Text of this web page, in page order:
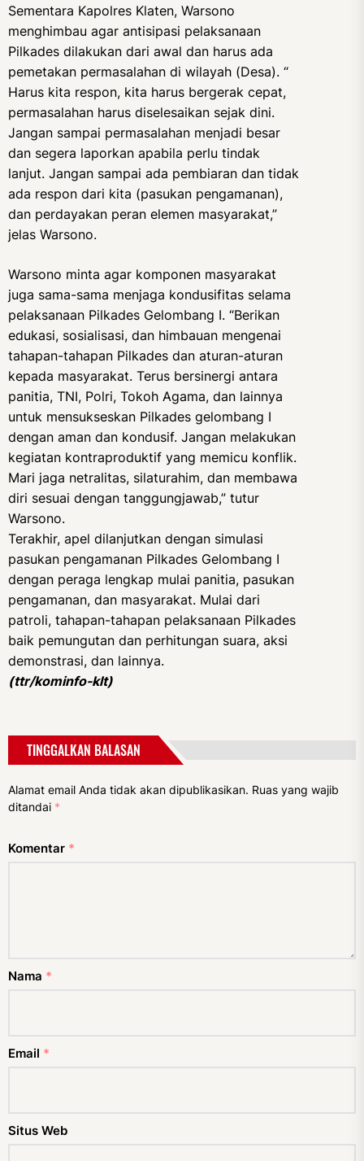
Sementara Kapolres Klaten, Warsono
menghimbau agar antisipasi pelaksanaan
Pilkades dilakukan dari awal dan harus ada
pemetakan permasalahan di wilayah (Desa). “
Harus kita respon, kita harus bergerak cepat,
permasalahan harus diselesaikan sejak dini.
Jangan sampai permasalahan menjadi besar
dan segera laporkan apabila perlu tindak
lanjut. Jangan sampai ada pembiaran dan tidak
ada respon dari kita (pasukan pengamanan),
dan perdayakan peran elemen masyarakat,”
jelas Warsono.
Warsono minta agar komponen masyarakat
juga sama-sama menjaga kondusifitas selama
pelaksanaan Pilkades Gelombang I. “Berikan
edukasi, sosialisasi, dan himbauan mengenai
tahapan-tahapan Pilkades dan aturan-aturan
kepada masyarakat. Terus bersinergi antara
panitia, TNI, Polri, Tokoh Agama, dan lainnya
untuk mensukseskan Pilkades gelombang I
dengan aman dan kondusif. Jangan melakukan
kegiatan kontraproduktif yang memicu konflik.
Mari jaga netralitas, silaturahim, dan membawa
diri sesuai dengan tanggungjawab,” tutur
Warsono.
Terakhir, apel dilanjutkan dengan simulasi
pasukan pengamanan Pilkades Gelombang I
dengan peraga lengkap mulai panitia, pasukan
pengamanan, dan masyarakat. Mulai dari
patroli, tahapan-tahapan pelaksanaan Pilkades
baik pemungutan dan perhitungan suara, aksi
demonstrasi, dan lainnya.
(ttr/kominfo-klt)
TINGGALKAN BALASAN
Alamat email Anda tidak akan dipublikasikan. Ruas yang wajib
ditandai *
Komentar *
Nama *
Email *
Situs Web